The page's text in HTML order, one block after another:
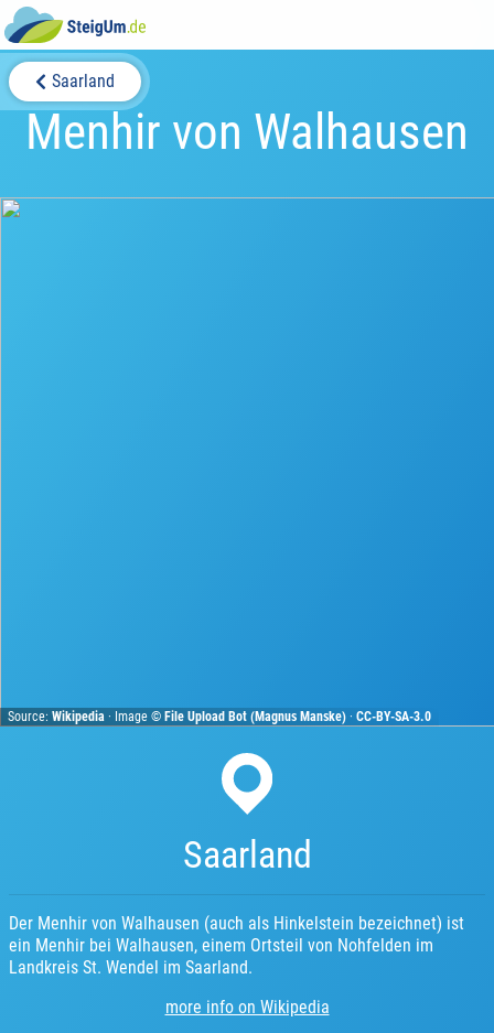
Saarland
Menhir von Walhausen
Source:Wikipedia · Image ©File Upload Bot (Magnus Manske) ·CC-BY-SA-3.0
Saarland
Der Menhir von Walhausen (auch als Hinkelstein bezeichnet) ist
ein Menhir bei Walhausen, einem Ortsteil von Nohfelden im
Landkreis St. Wendel im Saarland.
more info on Wikipedia